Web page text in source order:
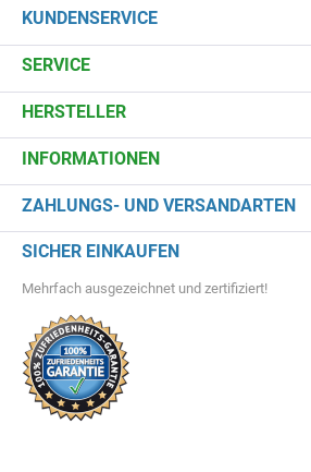
KUNDENSERVICE
SERVICE
HERSTELLER
INFORMATIONEN
ZAHLUNGS- UND VERSANDARTEN
SICHER EINKAUFEN
Mehrfach ausgezeichnet und zertifiziert!